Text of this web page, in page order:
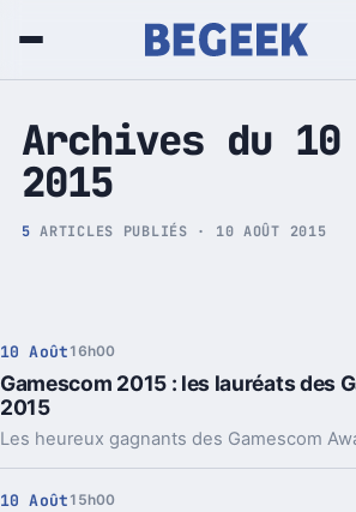
Tech et
Archives du
2015
5 ARTICLES PUBLIÉS · 10 AOÛT 2015
10 Août 16h00
Gamescom 2015 : les lauréats des
2015
10 Août 15h00